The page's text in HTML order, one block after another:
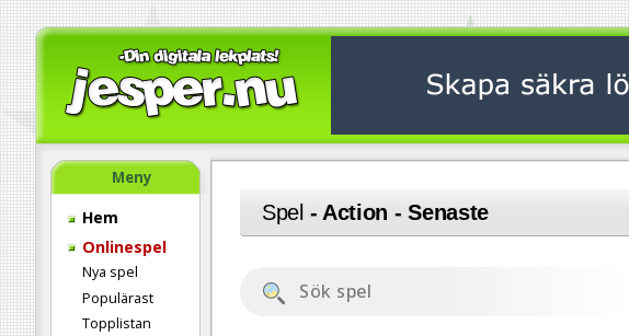
Meny
Hem
Onlinespel
Nya spel
Populärast
Topplistan
Spel - Action - Senaste